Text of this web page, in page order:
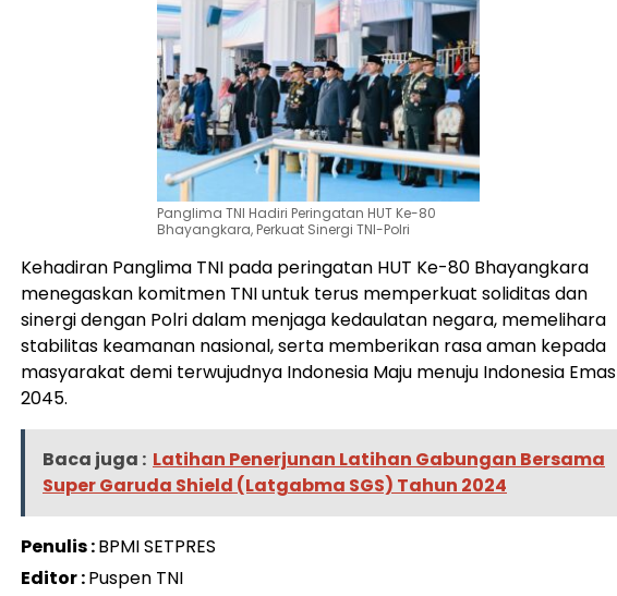
Panglima TNI Hadiri Peringatan HUT Ke-80
Bhayangkara, Perkuat Sinergi TNI-Polri
Kehadiran Panglima TNI pada peringatan HUT Ke-80 Bhayangkara
menegaskan komitmen TNI untuk terus memperkuat soliditas dan
sinergi dengan Polri dalam menjaga kedaulatan negara, memelihara
stabilitas keamanan nasional, serta memberikan rasa aman kepada
masyarakat demi terwujudnya Indonesia Maju menuju Indonesia Emas
2045.
Baca juga : Latihan Penerjunan Latihan Gabungan Bersama
Super Garuda Shield (Latgabma SGS) Tahun 2024
Penulis :BPMI SETPRES
Editor :Puspen TNI